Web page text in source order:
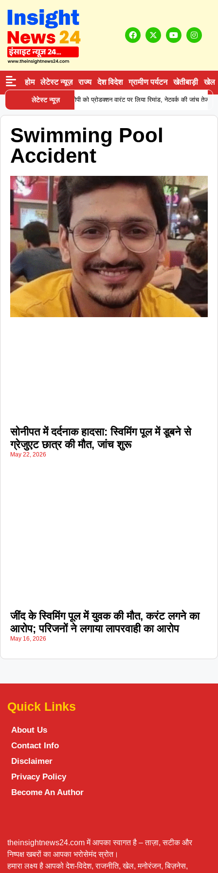
होम लेटेस्ट न्यूज़ राज्य देश विदेश ग्रामीण पर्यटन खेतीबाड़ी खेल
लेटेस्ट न्यूज़
सप्लाई करने वाले आरोपी को प्रोडक्शन वारंट पर लिया रिमांड, नेटवर्क की जांच तेज
Swimming Pool
Accident
सोनीपत में दर्दनाक हादसा: स्विमिंग पूल में डूबने से
ग्रेजुएट छात्र की मौत, जांच शुरू
May 22, 2026
जींद के स्विमिंग पूल में युवक की मौत, करंट लगने का
आरोप; परिजनों ने लगाया लापरवाही का आरोप
May 16, 2026
Quick Links
About Us
Contact Info
Disclaimer
Privacy Policy
Become An Author
theinsightnews24.com में आपका स्वागत है – ताज़ा, सटीक और
निष्पक्ष खबरों का आपका भरोसेमंद स्रोत।
हमारा लक्ष्य है आपको देश-विदेश, राजनीति, खेल, मनोरंजन, बिज़नेस,